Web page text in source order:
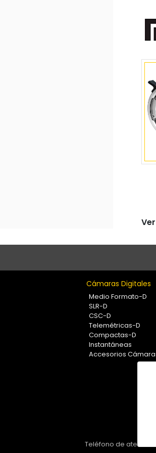
Cámaras Digitales
Medio Formato-D
SLR-D
CSC-D
Telemétricas-D
Compactas-D
Instantáneas
Accesorios
Teléfono de atención